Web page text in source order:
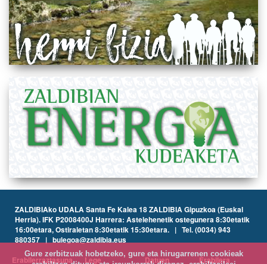
ZALDIBIAko UDALA Santa Fe Kalea 18 ZALDIBIA Gipuzkoa (Euskal
Herria). IFK P2008400J Harrera: Astelehenetik ostegunera 8:30etatik
16:00etara, Ostiraletan 8:30etatik 15:30etara. | Tel. (0034) 943
880357 | bulegoa@zaldibia.eus
Erabilerraztasuna
Lege Datuen Erabilera
Gure zerbitzuak hobetzeko, gure eta hirugarrenen cookieak